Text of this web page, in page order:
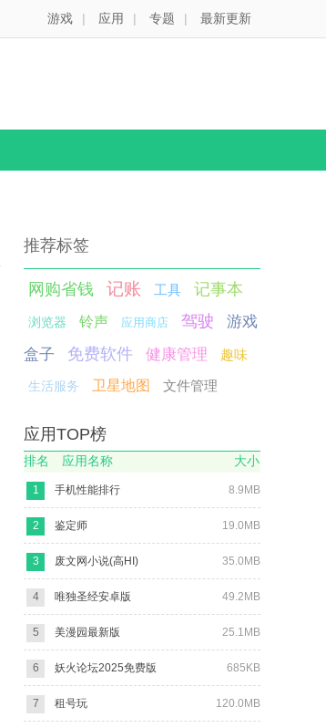
游戏 | 应用 | 专题 | 最新更新
推荐标签
网购省钱 记账 工具 记事本
浏览器 铃声 应用商店 驾驶
游戏
盒子
免费软件 健康管理 趣味
生活服务 卫星地图 文件管理
应用TOP榜
排名 应用名称 大小
1 8.9MB
手机性能排行
2 19.0MB
鉴定师
3 35.0MB
废文网小说(高HI)
4 49.2MB
唯独圣经安卓版
5 25.1MB
美漫园最新版
6 685KB
妖火论坛2025免费版
7 120.0MB
租号玩